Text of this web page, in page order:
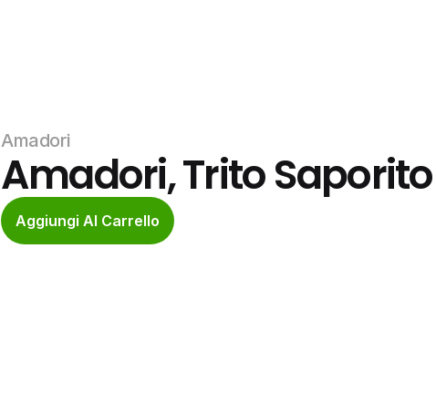
Amadori
Amadori, Trito Saporito
Aggiungi Al Carrello